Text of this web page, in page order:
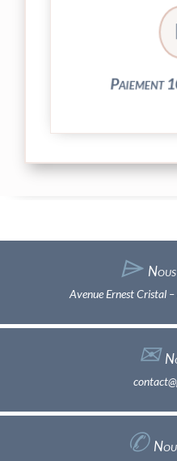
Paiement
Vos transactions
entièrement
crypté de notre
⌲
Avenue Ernest Cristal
✉︎
✆